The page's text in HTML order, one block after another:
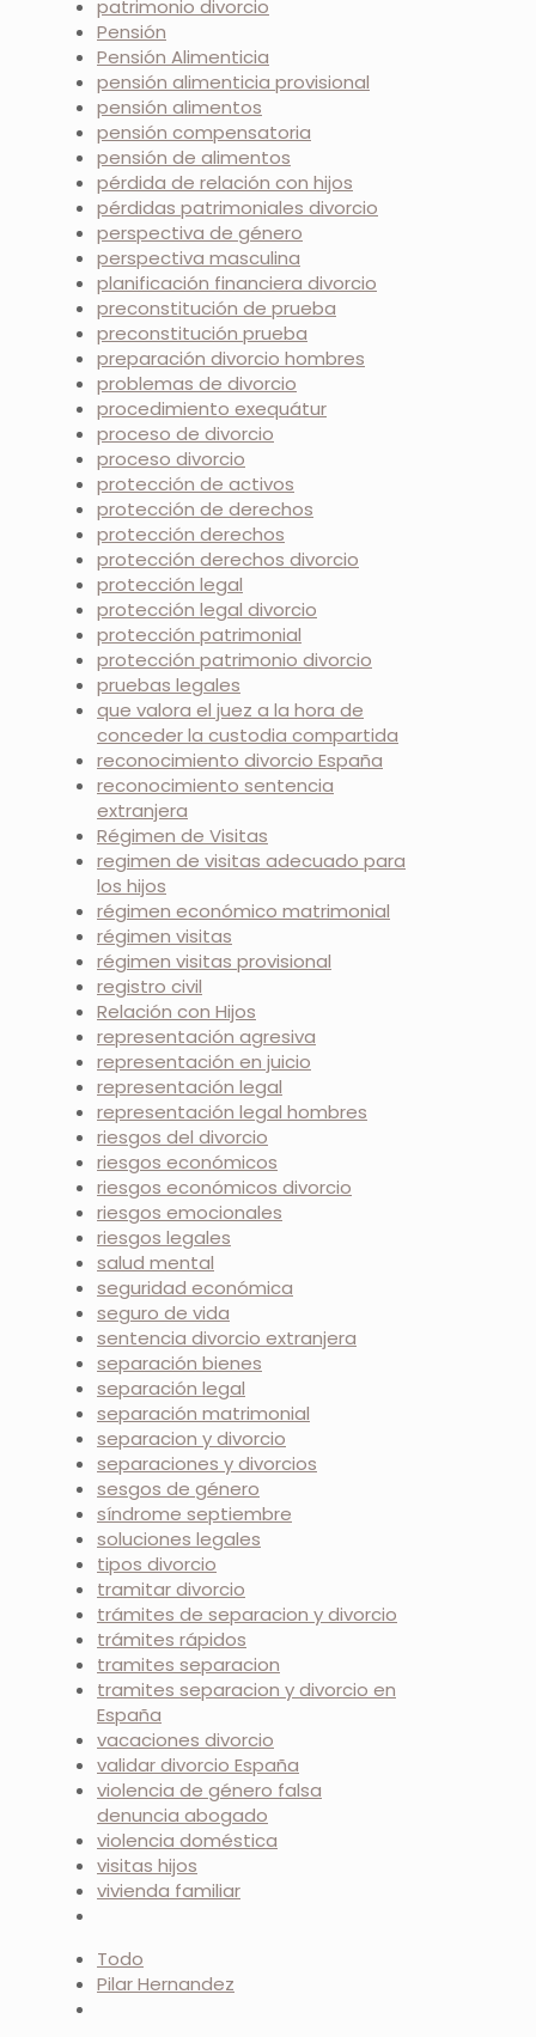
patrimonio divorcio
Pensión
Pensión Alimenticia
pensión alimenticia provisional
pensión alimentos
pensión compensatoria
pensión de alimentos
pérdida de relación con hijos
pérdidas patrimoniales divorcio
perspectiva de género
perspectiva masculina
planificación financiera divorcio
preconstitución de prueba
preconstitución prueba
preparación divorcio hombres
problemas de divorcio
procedimiento exequátur
proceso de divorcio
proceso divorcio
protección de activos
protección de derechos
protección derechos
protección derechos divorcio
protección legal
protección legal divorcio
protección patrimonial
protección patrimonio divorcio
pruebas legales
que valora el juez a la hora de
conceder la custodia compartida
reconocimiento divorcio España
reconocimiento sentencia
extranjera
Régimen de Visitas
regimen de visitas adecuado para
los hijos
régimen económico matrimonial
régimen visitas
régimen visitas provisional
registro civil
Relación con Hijos
representación agresiva
representación en juicio
representación legal
representación legal hombres
riesgos del divorcio
riesgos económicos
riesgos económicos divorcio
riesgos emocionales
riesgos legales
salud mental
seguridad económica
seguro de vida
sentencia divorcio extranjera
separación bienes
separación legal
separación matrimonial
separacion y divorcio
separaciones y divorcios
sesgos de género
síndrome septiembre
soluciones legales
tipos divorcio
tramitar divorcio
trámites de separacion y divorcio
trámites rápidos
tramites separacion
tramites separacion y divorcio en
España
vacaciones divorcio
validar divorcio España
violencia de género falsa
denuncia abogado
violencia doméstica
visitas hijos
vivienda familiar
Todo
Pilar Hernandez